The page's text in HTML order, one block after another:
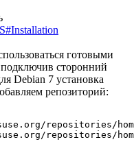
готовыми
подключив сторонний
Debian 7 установка
репозиторий:
repositories/